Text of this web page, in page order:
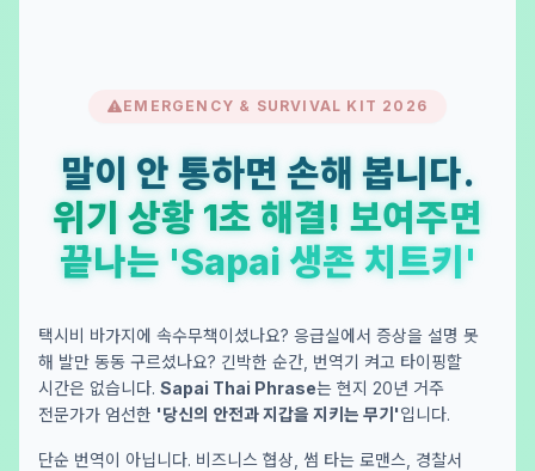
EMERGENCY & SURVIVAL KIT 2026
말이 안 통하면 손해 봅니다.
위기 상황 1초 해결! 보여주면
끝나는 'Sapai 생존 치트키'
택시비 바가지에 속수무책이셨나요? 응급실에서 증상을 설명 못
해 발만 동동 구르셨나요? 긴박한 순간, 번역기 켜고 타이핑할
시간은 없습니다. Sapai Thai Phrase는 현지 20년 거주
전문가가 엄선한 '당신의 안전과 지갑을 지키는 무기'입니다.
단순 번역이 아닙니다. 비즈니스 협상, 썸 타는 로맨스, 경찰서